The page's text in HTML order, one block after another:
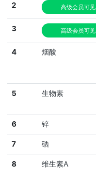
2 高级会员可见
3 高级会员可见
4 烟酸
5 生物素
6 锌
7 硒
8 维生素A